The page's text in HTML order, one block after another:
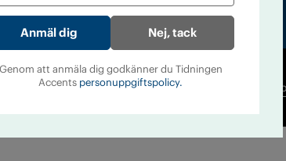
In English
Nej, tack
Genom att anmäla dig godkänner du Tidningen
Accents personuppgiftspolicy.